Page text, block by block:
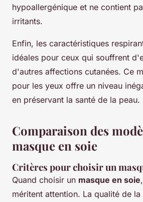
hypoallergénique et ne contient
irritants.
Enfin, les caractéristiques
idéales pour ceux qui souffrent
d'autres affections cutanées. Ce
pour les yeux offre un niveau
en préservant la santé de la peau.
Comparaison des
masque en soie
Critères pour choisir un
Quand choisir un masque en soie
méritent attention. La qualité de